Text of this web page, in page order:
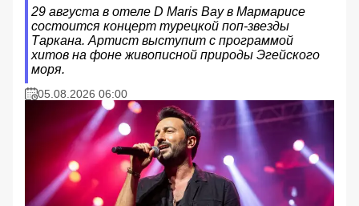
29 августа в отеле D Maris Bay в Мармарисе
состоится концерт турецкой поп-звезды
Таркана. Артист выступит с программой
хитов на фоне живописной природы Эгейского
моря.
05.08.2026 06:00